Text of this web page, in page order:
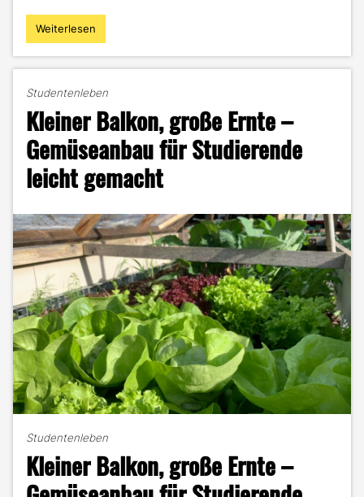
"Flexitarismus
–
für
eine
nachhaltigere
Zukunft?"
Weiterlesen
Studentenleben
Kleiner Balkon, große Ernte –
Gemüseanbau für Studierende
leicht gemacht
Studentenleben
Kleiner Balkon, große Ernte –